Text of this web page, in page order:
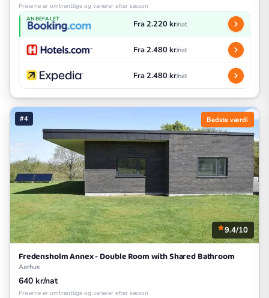
Priserne er omtrentlige og varierer efter sæson
ANBEFALET Fra 2.220 kr/nat
Fra 2.480 kr/nat
Fra 2.480 kr/nat
#4 Bedste værdi
9.4/10
Fredensholm Annex - Double Room with Shared Bathroom
Aarhus
640 kr/nat
Priserne er omtrentlige og varierer efter sæson